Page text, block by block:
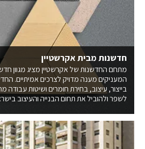
חדשנות מבית אקרשטיין
מתחם החדשנות של אקרשטיין מציג מגוון
המעניקים מענה מדויק לצרכים אמיתיים.
בייצור, עיצוב, בחירת חומרים ושיטות עבודה
לשפר ולהוביל את תחום הבנייה והעיצוב